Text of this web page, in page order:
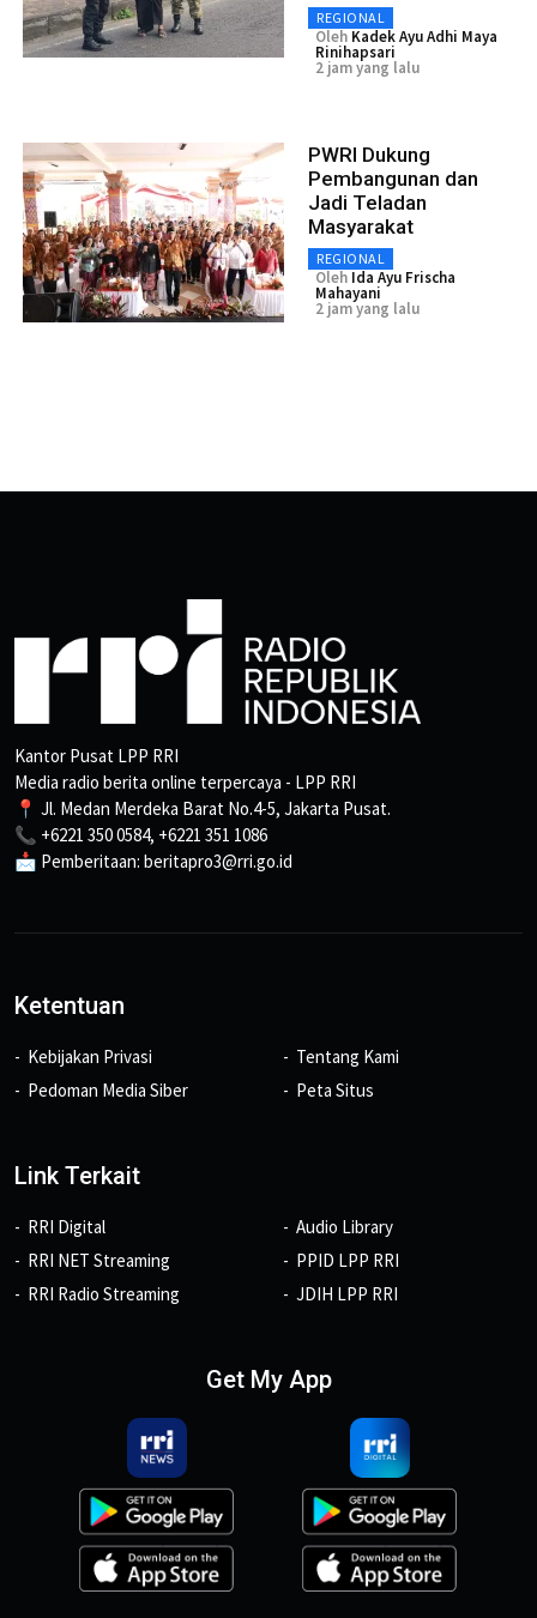
REGIONAL
Oleh Kadek Ayu Adhi Maya
Rinihapsari
2 jam yang lalu
PWRI Dukung
Pembangunan dan
Jadi Teladan
Masyarakat
REGIONAL
Oleh Ida Ayu Frischa
Mahayani
2 jam yang lalu
Kantor Pusat LPP RRI
Media radio berita online terpercaya - LPP RRI
📍 Jl. Medan Merdeka Barat No.4-5, Jakarta Pusat.
📞 +6221 350 0584, +6221 351 1086
📩 Pemberitaan: beritapro3@rri.go.id
Ketentuan
Kebijakan Privasi
Pedoman Media Siber
Tentang Kami
Peta Situs
Link Terkait
RRI Digital
RRI NET Streaming
RRI Radio Streaming
Audio Library
PPID LPP RRI
JDIH LPP RRI
Get My App